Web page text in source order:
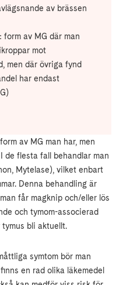
av brässen
: form av MG där man
mot
men där övriga fynd
har endast
av MG man har, men
de flesta fall behandlar man
Mytelase), vilket enbart
Denna behandling är
får magknip och/eller lös
och tymom-associerad
tymus bli aktuellt.
symtom bör man
en rad olika läkemedel